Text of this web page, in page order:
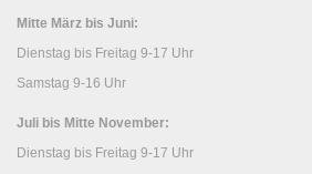
Mitte März bis Juni:
Dienstag bis Freitag 9-17 Uhr
Samstag 9-16 Uhr
Juli bis Mitte November:
Dienstag bis Freitag 9-17 Uhr